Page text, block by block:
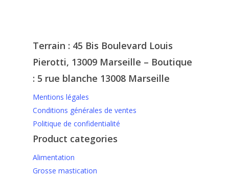
Terrain : 45 Bis Boulevard Louis
Pierotti, 13009 Marseille – Boutique
: 5 rue blanche 13008 Marseille
Mentions légales
Conditions générales de ventes
Politique de confidentialité
Product categories
Alimentation
Grosse mastication